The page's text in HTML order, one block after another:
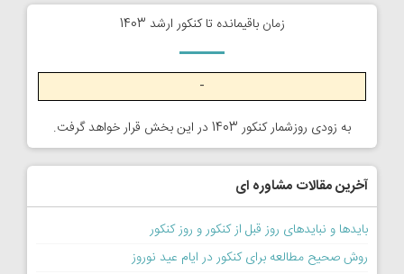
زمان باقیمانده تا کنکور ارشد 1403
-
به زودی روزشمار کنکور 1403 در این بخش قرار خواهد گرفت.
آخرین مقالات مشاوره ای
بایدها و نبایدهای روز قبل از کنکور و روز کنکور
روش صحیح مطالعه برای کنکور در ایام عید نوروز